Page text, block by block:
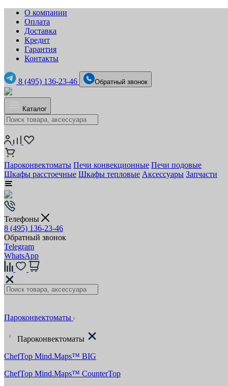
О компании
Оплата
Доставка
Кредит
Гарантия
Контакты
8 (495) 136-23-46 Обратный звонок
Каталог
Пароконвектоматы Печи конвекционные Печи подовые
Шкафы расстоечные Шкафы тепловые Аксессуары Запчасти
Телефоны
8 (495) 136-23-46
Обратный звонок
Telegram
WhatsApp
Пароконвектоматы
Пароконвектоматы
ChefTop Mind.Maps™ BIG
ChefTop Mind.Maps™ CounterTop